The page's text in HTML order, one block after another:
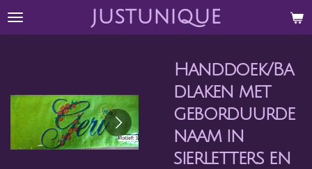
Ga
direct
justunique
Handdoek/Ba
dlaken met
geborduurde
naam in
sierletters en